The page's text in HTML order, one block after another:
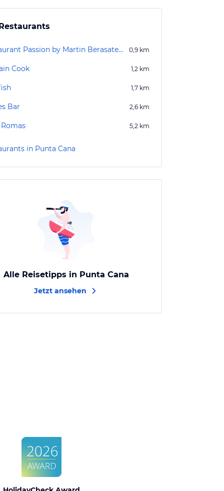
Restaurant Passion by Martin Berasategui 0,9 km
Cook 1,2 km
1,7 km
Bar 2,6 km
5,2 km
in Punta Cana
Alle Reisetipps in Punta Cana
Jetzt ansehen